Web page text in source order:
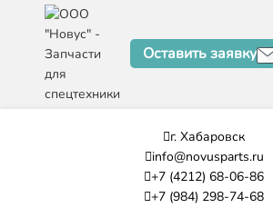
Оставить заявку
г. Хабаровск
info@novusparts.ru
+7 (4212) 68-06-86
+7 (984) 298-74-68